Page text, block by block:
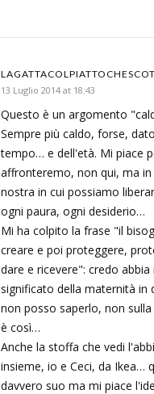
13 Luglio 2014 at 18:43
Questo è un argomento
Sempre più caldo, forse,
tempo… e dell'età. Mi piace
affronteremo, non qui, ma
nostra in cui possiamo
ogni paura, ogni desiderio…
Mi ha colpito la frase "il
creare e poi proteggere,
dare e ricevere": credo
significato della maternità in
non posso saperlo, non
è così…
Anche la stoffa che vedi
insieme, io e Ceci, da Ikea…
davvero suo ma mi piace